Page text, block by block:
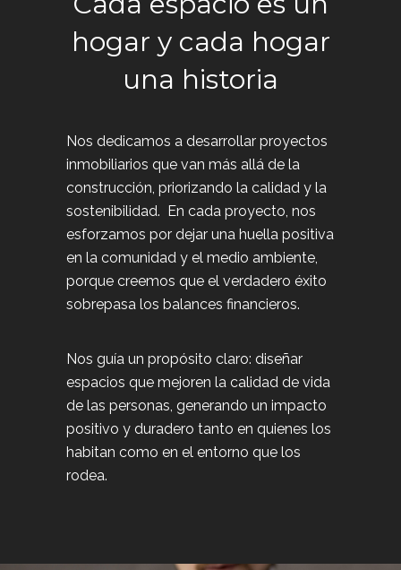
hogar y cada hogar
una historia
Nos dedicamos a desarrollar proyectos
inmobiliarios que van más allá de la
construcción, priorizando la calidad y la
sostenibilidad. En cada proyecto, nos
esforzamos por dejar una huella positiva
en la comunidad y el medio ambiente,
porque creemos que el verdadero éxito
sobrepasa los balances financieros.
Nos guía un propósito claro: diseñar
espacios que mejoren la calidad de vida
de las personas, generando un impacto
positivo y duradero tanto en quienes los
habitan como en el entorno que los
rodea.